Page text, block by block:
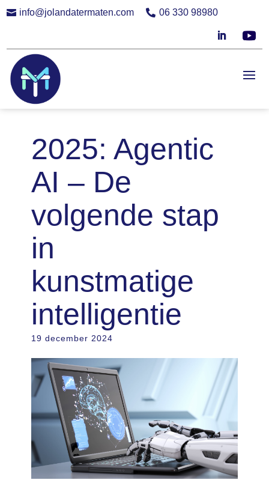
 info@jolandatermaten.com  06 330 98980
2025: Agentic
AI – De
volgende stap
in
kunstmatige
intelligentie
19 december 2024